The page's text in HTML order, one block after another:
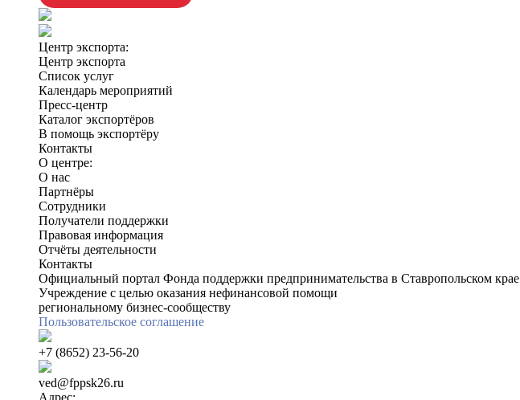
Центр экспорта:
Центр экспорта
Список услуг
Календарь мероприятий
Пресс-центр
Каталог экспортёров
В помощь экспортёру
Контакты
О центре:
О нас
Партнёры
Сотрудники
Получатели поддержки
Правовая информация
Отчёты деятельности
Контакты
Официальный портал Фонда поддержки предпринимательства в Ставропольском крае
Учреждение с целью оказания нефинансовой помощи
региональному бизнес-сообществу
Пользовательское соглашение
+7 (8652) 23-56-20
ved@fppsk26.ru